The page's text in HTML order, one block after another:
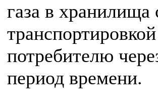
газа в хранилища
потребителю
период времени.